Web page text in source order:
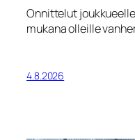
Onnittelut
mukana olleille
4.8.2026